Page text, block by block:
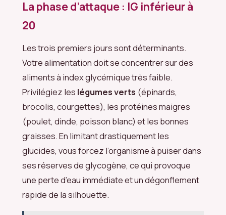
La phase d’attaque : IG inférieur à
20
Les trois premiers jours sont déterminants.
Votre alimentation doit se concentrer sur des
aliments à index glycémique très faible.
Privilégiez les légumes verts (épinards,
brocolis, courgettes), les protéines maigres
(poulet, dinde, poisson blanc) et les bonnes
graisses. En limitant drastiquement les
glucides, vous forcez l’organisme à puiser dans
ses réserves de glycogène, ce qui provoque
une perte d’eau immédiate et un dégonflement
rapide de la silhouette.